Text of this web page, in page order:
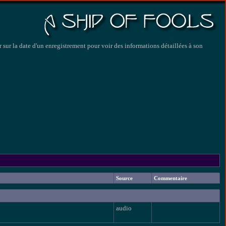
sur la date d'un enregistrement pour voir des informations détaillées à son
Source Commentaire
audio